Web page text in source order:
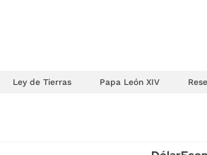
Ley de Tierras Papa León XIV